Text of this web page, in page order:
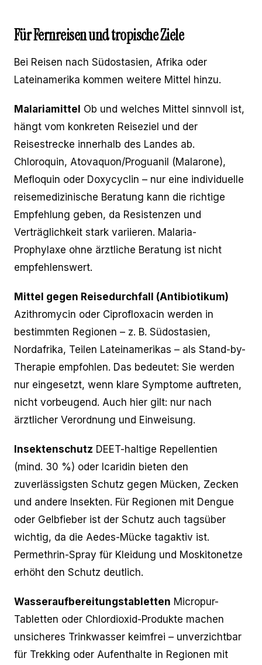
Für Fernreisen und tropische Ziele
Bei Reisen nach Südostasien, Afrika oder
Lateinamerika kommen weitere Mittel hinzu.
Malariamittel Ob und welches Mittel sinnvoll ist,
hängt vom konkreten Reiseziel und der
Reisestrecke innerhalb des Landes ab.
Chloroquin, Atovaquon/Proguanil (Malarone),
Mefloquin oder Doxycyclin – nur eine individuelle
reisemedizinische Beratung kann die richtige
Empfehlung geben, da Resistenzen und
Verträglichkeit stark variieren. Malaria-
Prophylaxe ohne ärztliche Beratung ist nicht
empfehlenswert.
Mittel gegen Reisedurchfall (Antibiotikum)
Azithromycin oder Ciprofloxacin werden in
bestimmten Regionen – z. B. Südostasien,
Nordafrika, Teilen Lateinamerikas – als Stand-by-
Therapie empfohlen. Das bedeutet: Sie werden
nur eingesetzt, wenn klare Symptome auftreten,
nicht vorbeugend. Auch hier gilt: nur nach
ärztlicher Verordnung und Einweisung.
Insektenschutz DEET-haltige Repellentien
(mind. 30 %) oder Icaridin bieten den
zuverlässigsten Schutz gegen Mücken, Zecken
und andere Insekten. Für Regionen mit Dengue
oder Gelbfieber ist der Schutz auch tagsüber
wichtig, da die Aedes-Mücke tagaktiv ist.
Permethrin-Spray für Kleidung und Moskitonetze
erhöht den Schutz deutlich.
Wasseraufbereitungstabletten Micropur-
Tabletten oder Chlordioxid-Produkte machen
unsicheres Trinkwasser keimfrei – unverzichtbar
für Trekking oder Aufenthalte in Regionen mit